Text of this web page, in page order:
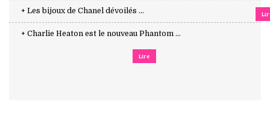
+ Les bijoux de Chanel dévoilés ...
+ Charlie Heaton est le nouveau Phantom ...
Lire